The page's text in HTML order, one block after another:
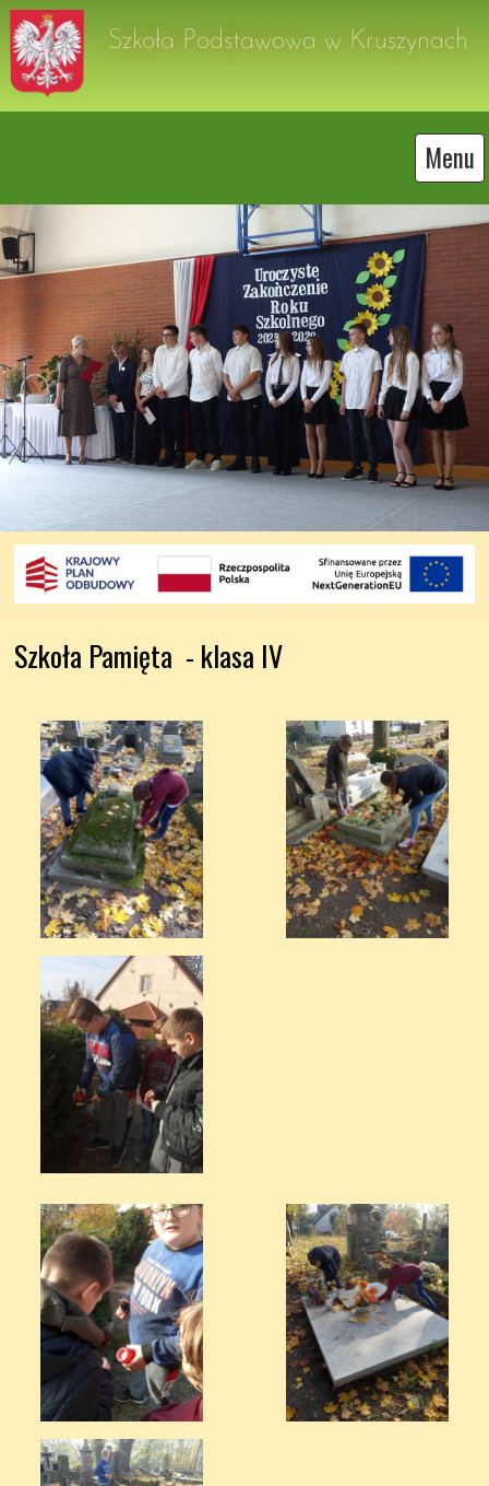
Szkoła Podstawowa w Kruszynach
Menu
Szkoła Pamięta  - klasa IV